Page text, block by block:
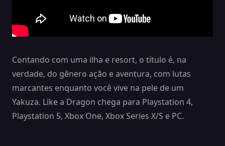
Contando com uma ilha e resort, o título é, na
verdade, do gênero ação e aventura, com lutas
marcantes enquanto você vive na pele de um
Yakuza. Like a Dragon chega para Playstation 4,
Playstation 5, Xbox One, Xbox Series X/S e PC.